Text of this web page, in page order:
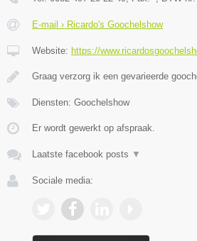
E-mail › Ricardo's Goochelshow
Website: https://
Graag verzorg ik een gevarieerde
Diensten: Goochelshow
Er wordt gewerkt op afspraak.
Laatste facebook posts ▼
Sociale media: